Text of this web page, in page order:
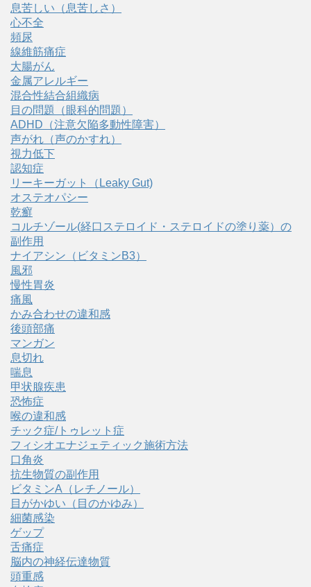
息苦しい（息苦しさ）
心不全
頻尿
線維筋痛症
大腸がん
金属アレルギー
混合性結合組織病
目の問題（眼科的問題）
ADHD（注意欠陥多動性障害）
声がれ（声のかすれ）
視力低下
認知症
リーキーガット（Leaky Gut)
オステオパシー
乾癬
コルチゾール(経口ステロイド・ステロイドの塗り薬）の
副作用
ナイアシン（ビタミンB3）
風邪
慢性胃炎
痛風
かみ合わせの違和感
後頭部痛
マンガン
息切れ
喘息
甲状腺疾患
恐怖症
喉の違和感
チック症/トゥレット症
フィシオエナジェティック施術方法
口角炎
抗生物質の副作用
ビタミンA（レチノール）
目がかゆい（目のかゆみ）
細菌感染
ゲップ
舌痛症
脳内の神経伝達物質
頭重感